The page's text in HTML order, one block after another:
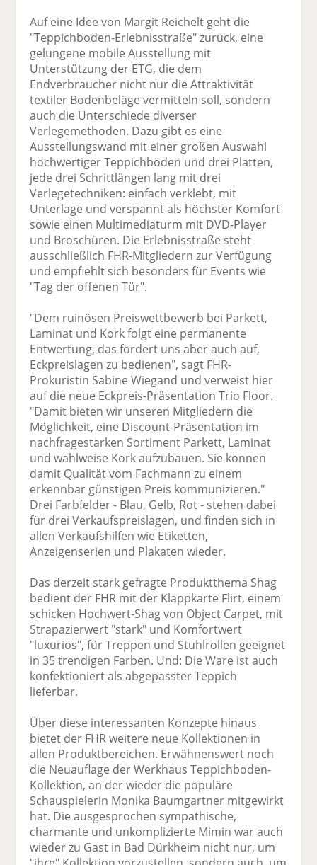
Auf eine Idee von Margit Reichelt geht die
"Teppichboden-Erlebnisstraße" zurück, eine
gelungene mobile Ausstellung mit
Unterstützung der ETG, die dem
Endverbraucher nicht nur die Attraktivität
textiler Bodenbeläge vermitteln soll, sondern
auch die Unterschiede diverser
Verlegemethoden. Dazu gibt es eine
Ausstellungswand mit einer großen Auswahl
hochwertiger Teppichböden und drei Platten,
jede drei Schrittlängen lang mit drei
Verlegetechniken: einfach verklebt, mit
Unterlage und verspannt als höchster Komfort
sowie einen Multimediaturm mit DVD-Player
und Broschüren. Die Erlebnisstraße steht
ausschließlich FHR-Mitgliedern zur Verfügung
und empfiehlt sich besonders für Events wie
"Tag der offenen Tür".
"Dem ruinösen Preiswettbewerb bei Parkett,
Laminat und Kork folgt eine permanente
Entwertung, das fordert uns aber auch auf,
Eckpreislagen zu bedienen", sagt FHR-
Prokuristin Sabine Wiegand und verweist hier
auf die neue Eckpreis-Präsentation Trio Floor.
"Damit bieten wir unseren Mitgliedern die
Möglichkeit, eine Discount-Präsentation im
nachfragestarken Sortiment Parkett, Laminat
und wahlweise Kork aufzubauen. Sie können
damit Qualität vom Fachmann zu einem
erkennbar günstigen Preis kommunizieren."
Drei Farbfelder - Blau, Gelb, Rot - stehen dabei
für drei Verkaufspreislagen, und finden sich in
allen Verkaufshilfen wie Etiketten,
Anzeigenserien und Plakaten wieder.
Das derzeit stark gefragte Produktthema Shag
bedient der FHR mit der Klappkarte Flirt, einem
schicken Hochwert-Shag von Object Carpet, mit
Strapazierwert "stark" und Komfortwert
"luxuriös", für Treppen und Stuhlrollen geeignet
in 35 trendigen Farben. Und: Die Ware ist auch
konfektioniert als abgepasster Teppich
lieferbar.
Über diese interessanten Konzepte hinaus
bietet der FHR weitere neue Kollektionen in
allen Produktbereichen. Erwähnenswert noch
die Neuauflage der Werkhaus Teppichboden-
Kollektion, an der wieder die populäre
Schauspielerin Monika Baumgartner mitgewirkt
hat. Die ausgesprochen sympathische,
charmante und unkomplizierte Mimin war auch
wieder zu Gast in Bad Dürkheim nicht nur, um